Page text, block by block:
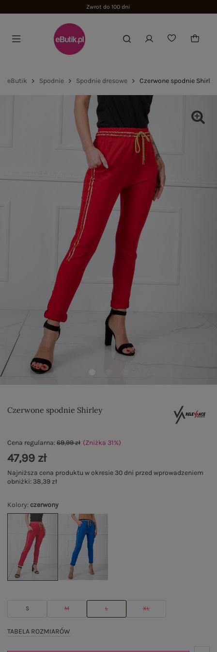
Zwrot do 100 dni
eButik Spodnie Spodnie dresowe Czerwone spodnie Shirley
Czerwone spodnie Shirley
Kolory: czerwony
S M L XL
TABELA ROZMIARÓW
Cena regularna:69,99 zł (Zniżka 31%)
47,99 zł
Najniższa cena produktu w okresie 30 dni przed wprowadzeniem
obniżki: 38,39 zł